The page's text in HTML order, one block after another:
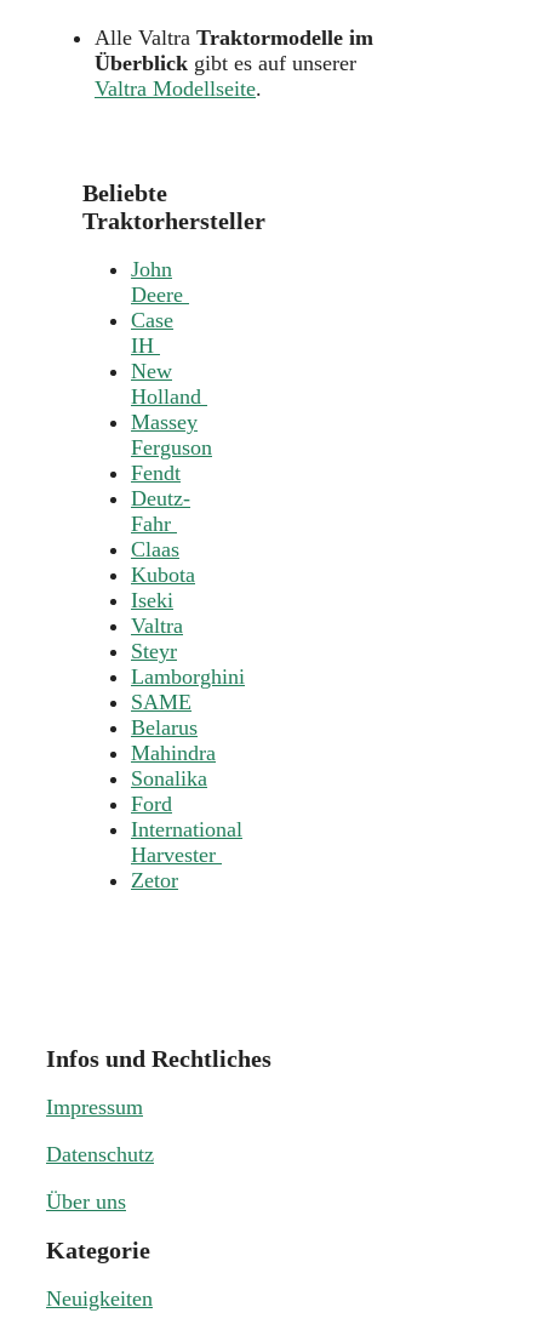
Alle Valtra Traktormodelle im
Überblick gibt es auf unserer
Valtra Modellseite.
Beliebte
Traktorhersteller
John
Deere
Case
IH
New
Holland
Massey
Ferguson
Fendt
Deutz-
Fahr
Claas
Kubota
Iseki
Valtra
Steyr
Lamborghini
SAME
Belarus
Mahindra
Sonalika
Ford
International
Harvester
Zetor
Infos und Rechtliches
Impressum
Datenschutz
Über uns
Kategorie
Neuigkeiten